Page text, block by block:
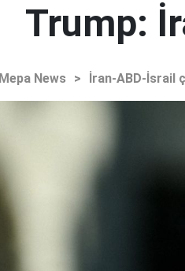
Trump:
Mepa News > İran-ABD-İsrail